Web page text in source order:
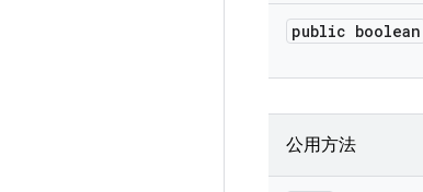
public boolean
公用方法